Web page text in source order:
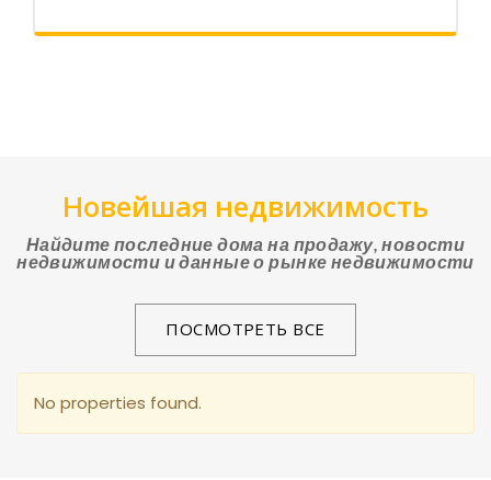
Новейшая недвижимость
Найдите последние дома на продажу, новости
недвижимости и данные о рынке недвижимости
ПОСМОТРЕТЬ ВСЕ
No properties found.